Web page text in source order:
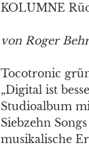
KOLUMNE
von Roger
Tocotronic
„Digital ist
Studioalbum
Siebzehn
musikalische